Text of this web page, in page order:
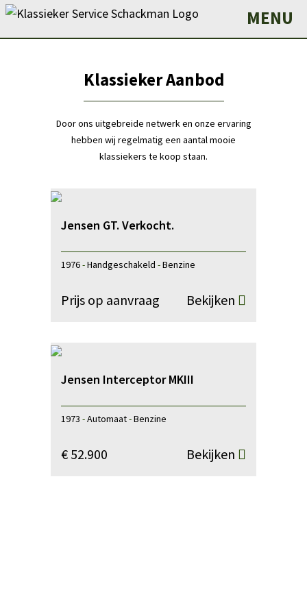
MENU
Klassieker Aanbod
Door ons uitgebreide netwerk en onze ervaring
hebben wij regelmatig een aantal mooie
klassiekers te koop staan.
Jensen GT. Verkocht.
1976-Handgeschakeld -Benzine
Prijs op aanvraag Bekijken
Jensen Interceptor MKIII
1973 -Automaat-Benzine
€ 52.900 Bekijken